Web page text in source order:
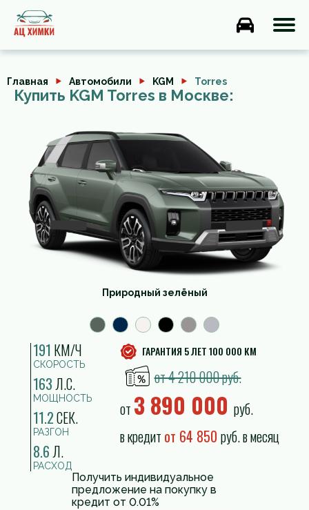
Главная Автомобили KGM Torres
Купить KGM Torres в Москве:
191 КМ/Ч
СКОРОСТЬ
163Л.С.
МОЩНОСТЬ
11.2СЕК.
РАЗГОН
8.6Л.
РАСХОД
ГАРАНТИЯ 5 ЛЕТ 100 000 КМ
от 4 210 000 руб.
от 3 890 000 руб.
в кредит от 64 850 руб. в месяц
Природный зелёный
Получить индивидуальное
предложение на покупку в
кредит от 0.01%